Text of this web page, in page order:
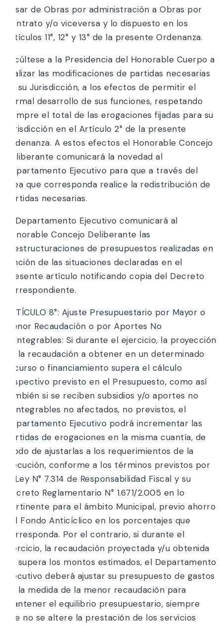
pasar de Obras por administración a Obras por
Contrato y/o viceversa y lo dispuesto en los
Artículos 11°, 12° y 13° de la presente Ordenanza.
Facúltese a la Presidencia del Honorable Cuerpo a
realizar las modificaciones de partidas necesarias
de su Jurisdicción, a los efectos de permitir el
normal desarrollo de sus funciones, respetando
siempre el total de las erogaciones fijadas para su
Jurisdicción en el Artículo 2° de la presente
Ordenanza. A estos efectos el Honorable Concejo
Deliberante comunicará la novedad al
Departamento Ejecutivo para que a través del
área que corresponda realice la redistribución de
partidas necesarias.
El Departamento Ejecutivo comunicará al
Honorable Concejo Deliberante las
reestructuraciones de presupuestos realizadas en
función de las situaciones declaradas en el
presente artículo notificando copia del Decreto
correspondiente.
ARTÍCULO 8°: Ajuste Presupuestario por Mayor o
Menor Recaudación o por Aportes No
Reintegrables: Si durante el ejercicio, la proyección
de la recaudación a obtener en un determinado
recurso o financiamiento supera el cálculo
respectivo previsto en el Presupuesto, como así
también si se reciben subsidios y/o aportes no
reintegrables no afectados, no previstos, el
Departamento Ejecutivo podrá incrementar las
partidas de erogaciones en la misma cuantía, de
modo de ajustarlas a los requerimientos de la
ejecución, conforme a los términos previstos por
la Ley N° 7.314 de Responsabilidad Fiscal y su
Decreto Reglamentario N° 1.671/2.005 en lo
pertinente para el ámbito Municipal, previo ahorro
del Fondo Anticíclico en los porcentajes que
corresponda. Por el contrario, si durante el
ejercicio, la recaudación proyectada y/u obtenida
no supera los montos estimados, el Departamento
Ejecutivo deberá ajustar su presupuesto de gastos
en la medida de la menor recaudación para
mantener el equilibrio presupuestario, siempre
que no se altere la prestación de los servicios